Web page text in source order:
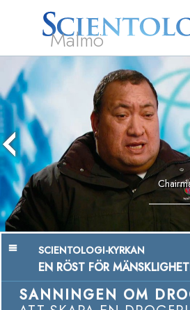
Malmö
oss
L. Ron
Hubbard
Scientologi?
SCIENTOLOGI-KYRKAN
EN RÖST FÖR
SANNINGEN OM